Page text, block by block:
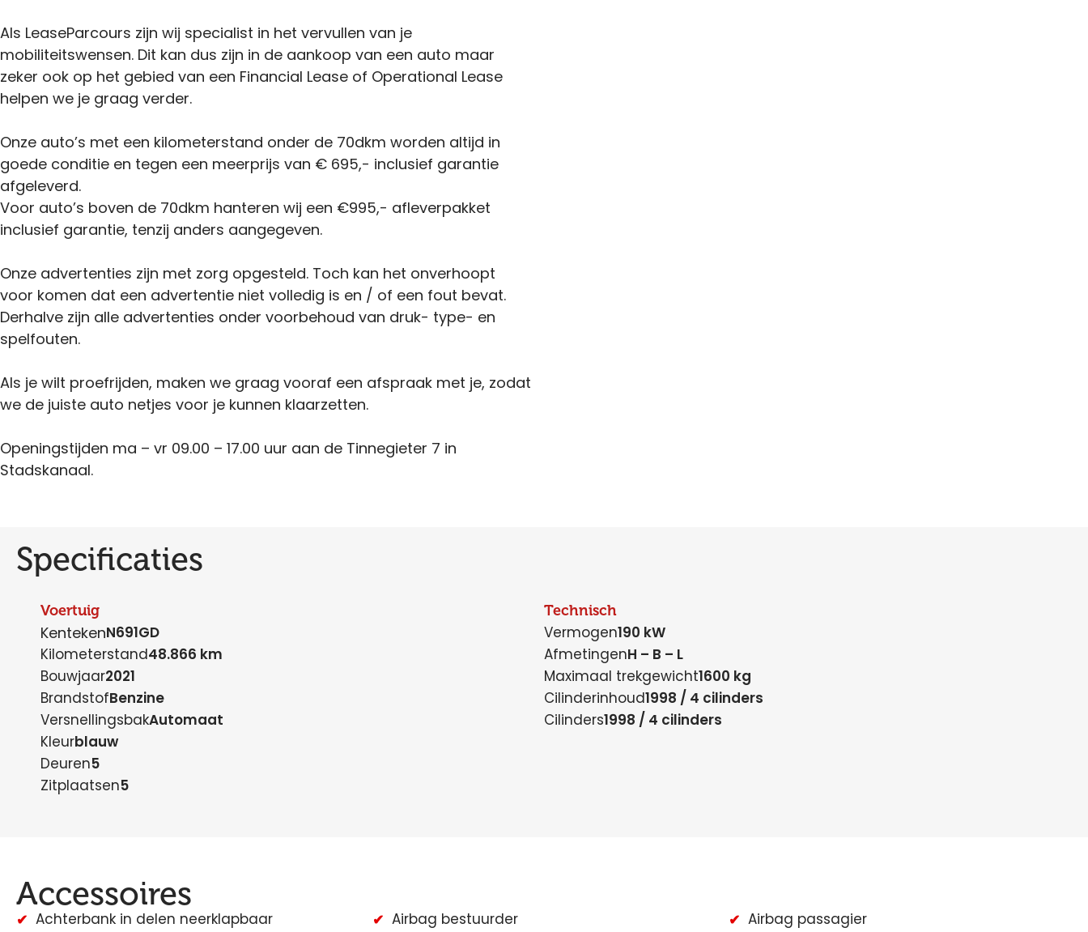
Als LeaseParcours zijn wij specialist in het vervullen van je
mobiliteitswensen. Dit kan dus zijn in de aankoop van een auto maar
zeker ook op het gebied van een Financial Lease of Operational Lease
helpen we je graag verder.
Onze auto’s met een kilometerstand onder de 70dkm worden altijd in
goede conditie en tegen een meerprijs van € 695,- inclusief garantie
afgeleverd.
Voor auto’s boven de 70dkm hanteren wij een €995,- afleverpakket
inclusief garantie, tenzij anders aangegeven.
Onze advertenties zijn met zorg opgesteld. Toch kan het onverhoopt
voor komen dat een advertentie niet volledig is en / of een fout bevat.
Derhalve zijn alle advertenties onder voorbehoud van druk- type- en
spelfouten.
Als je wilt proefrijden, maken we graag vooraf een afspraak met je, zodat
we de juiste auto netjes voor je kunnen klaarzetten.
Openingstijden ma – vr 09.00 – 17.00 uur aan de Tinnegieter 7 in
Stadskanaal.
Specificaties
Voertuig
KentekenN691GD
Kilometerstand48.866 km
Bouwjaar2021
BrandstofBenzine
VersnellingsbakAutomaat
Kleurblauw
Deuren5
Zitplaatsen5
Technisch
Vermogen190 kW
AfmetingenH – B – L
Maximaal trekgewicht1600 kg
Cilinderinhoud1998 / 4 cilinders
Cilinders1998 / 4 cilinders
Accessoires
Achterbank in delen neerklapbaar Airbag bestuurder
Airbag passagier